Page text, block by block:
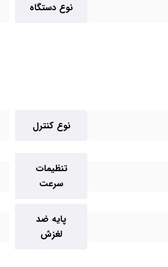
نوع دستگاه
نوع کنترل
تنظیمات
سرعت
پایه ضد
لغزش